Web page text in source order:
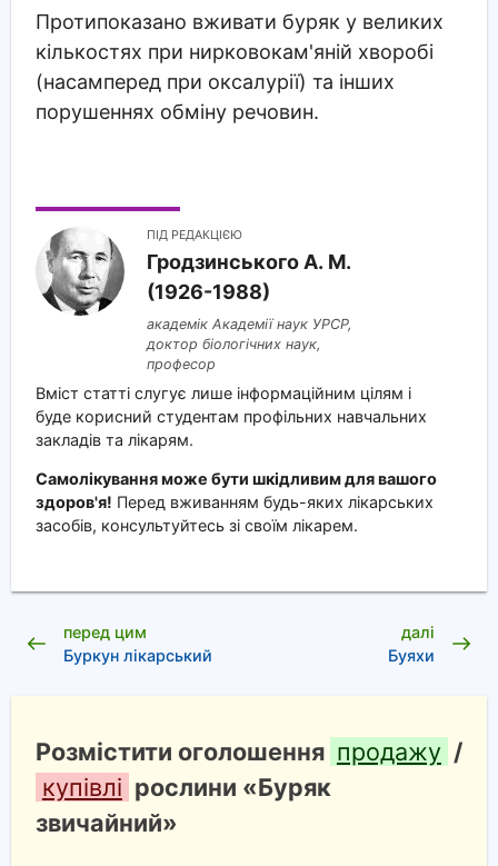
Протипоказано вживати буряк у великих
кількостях при нирковокам'яній хворобі
(насамперед при оксалурії) та інших
порушеннях обміну речовин.
Вміст статті слугує лише інформаційним цілям і
буде корисний студентам профільних навчальних
закладів та лікарям.
Самолікування може бути шкідливим для вашого
здоров'я! Перед вживанням будь-яких лікарських
засобів, консультуйтесь зі своїм лікарем.
ПІД РЕДАКЦІЄЮ
Гродзинського A. M.
(1926-1988)
академік Академії наук УРСР,
доктор біологічних наук,
професор
перед цим
Буркун лікарський
далі
Буяхи
Розмістити оголошення продажу /
купівлі рослини «Буряк
звичайний»